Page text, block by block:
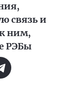
связь и
ним,
РЭБы